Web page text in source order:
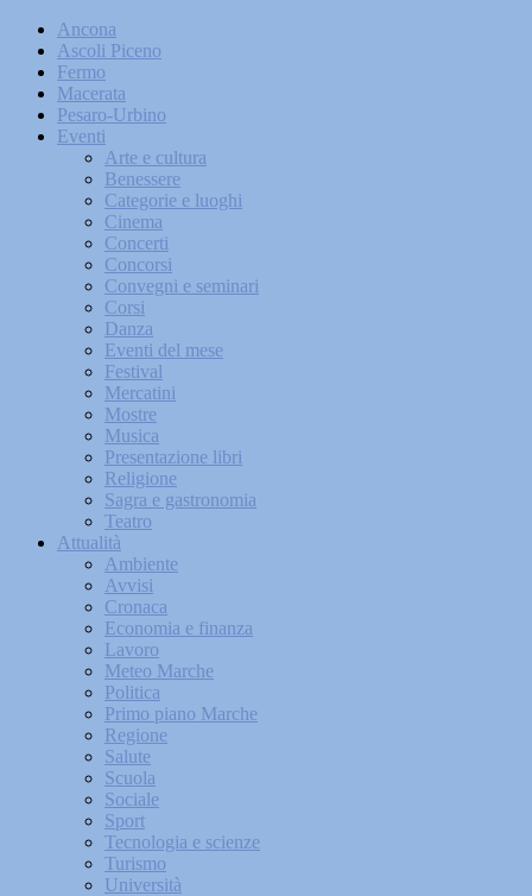
Ancona
Ascoli Piceno
Fermo
Macerata
Pesaro-Urbino
Eventi
Arte e cultura
Benessere
Categorie e luoghi
Cinema
Concerti
Concorsi
Convegni e seminari
Corsi
Danza
Eventi del mese
Festival
Mercatini
Mostre
Musica
Presentazione libri
Religione
Sagra e gastronomia
Teatro
Attualità
Ambiente
Avvisi
Cronaca
Economia e finanza
Lavoro
Meteo Marche
Politica
Primo piano Marche
Regione
Salute
Scuola
Sociale
Sport
Tecnologia e scienze
Turismo
Università